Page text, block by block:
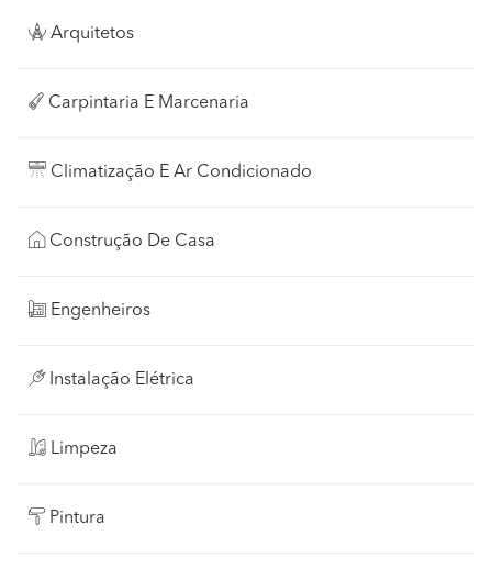
Arquitetos
Carpintaria E Marcenaria
Climatização E Ar Condicionado
Construção De Casa
Engenheiros
Instalação Elétrica
Limpeza
Pintura